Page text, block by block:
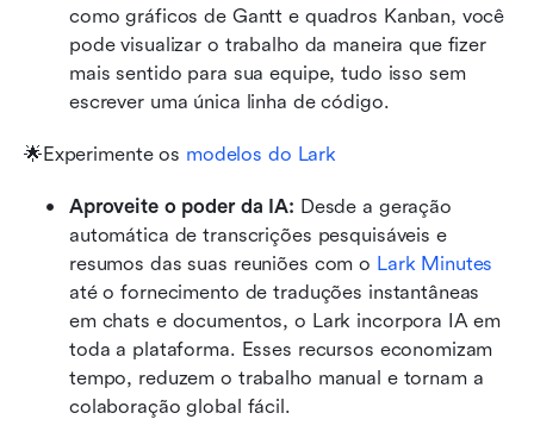
como gráficos de Gantt e quadros Kanban, você
pode visualizar o trabalho da maneira que fizer
mais sentido para sua equipe, tudo isso sem
escrever uma única linha de código.
🌟Experimente os modelos do Lark
Aproveite o poder da IA: Desde a geração
automática de transcrições pesquisáveis e
resumos das suas reuniões com o Lark Minutes
até o fornecimento de traduções instantâneas
em chats e documentos, o Lark incorpora IA em
toda a plataforma. Esses recursos economizam
tempo, reduzem o trabalho manual e tornam a
colaboração global fácil.